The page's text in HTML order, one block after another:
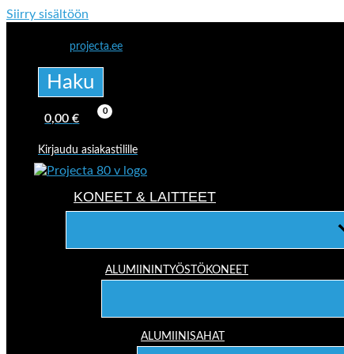
Siirry sisältöön
projecta.ee
Haku
0,00€
Kirjaudu asiakastilille
KONEET & LAITTEET
ALUMIININTYÖSTÖKONEET
ALUMIINISAHAT